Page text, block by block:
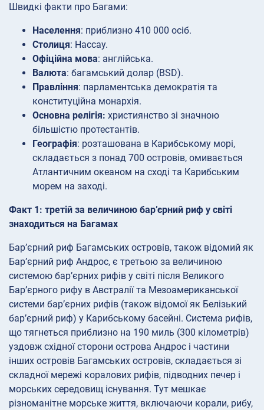
Швидкі факти про Багами:
Населення: приблизно 410 000 осіб.
Столиця: Нассау.
Офіційна мова: англійська.
Валюта: багамський долар (BSD).
Правління: парламентська демократія та
конституційна монархія.
Основна релігія: християнство зі значною
більшістю протестантів.
Географія: розташована в Карибському морі,
складається з понад 700 островів, омивається
Атлантичним океаном на сході та Карибським
морем на заході.
Факт 1: третій за величиною бар’єрний риф у світі
знаходиться на Багамах
Бар’єрний риф Багамських островів, також відомий як
Бар’єрний риф Андрос, є третьою за величиною
системою бар’єрних рифів у світі після Великого
Бар’єрного рифу в Австралії та Мезоамериканської
системи бар’єрних рифів (також відомої як Белізький
бар’єрний риф) у Карибському басейні. Система рифів,
що тягнеться приблизно на 190 миль (300 кілометрів)
уздовж східної сторони острова Андрос і частини
інших островів Багамських островів, складається зі
складної мережі коралових рифів, підводних печер і
морських середовищ існування. Тут мешкає
різноманітне морське життя, включаючи корали, рибу,